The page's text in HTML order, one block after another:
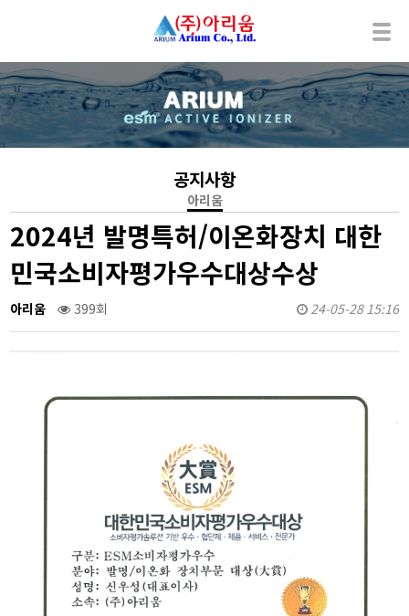
공지사항
아리움
2024년 발명특허/이온화장치 대한
민국소비자평가우수대상수상
아리움 399회 24-05-28 15:16